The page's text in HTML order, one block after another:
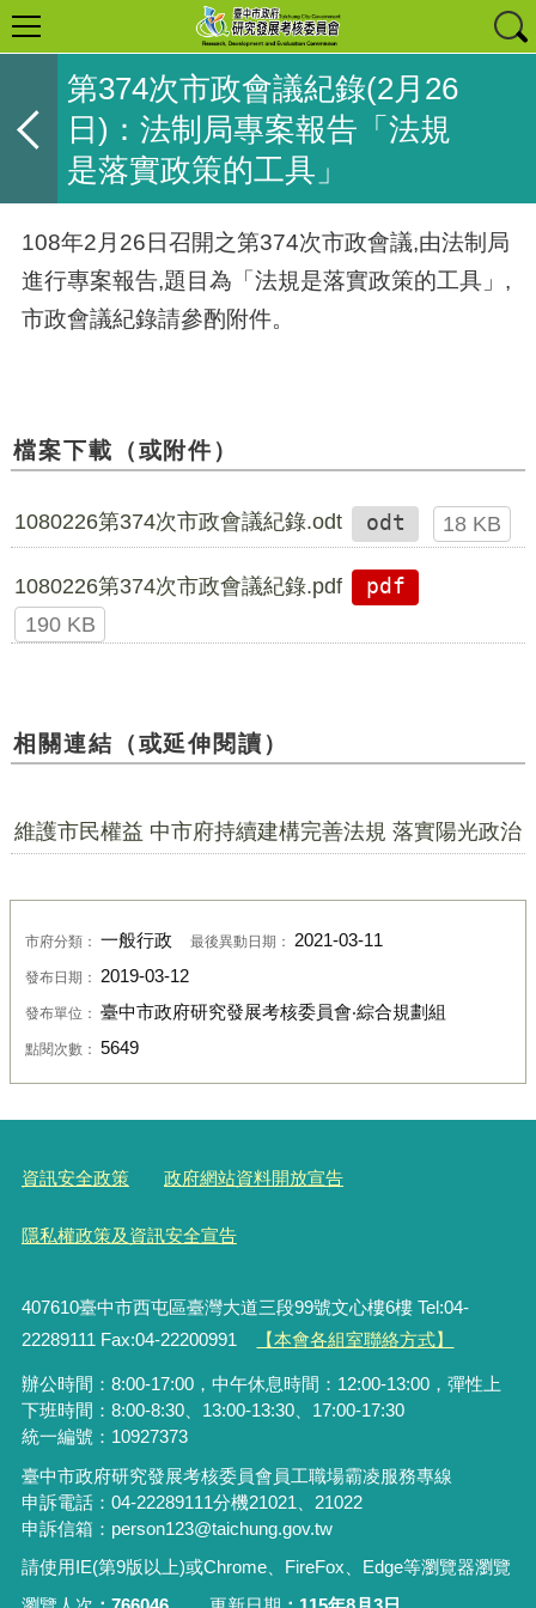
第374次市政會議紀錄(2月26
日)：法制局專案報告「法規
是落實政策的工具」
108年2月26日召開之第374次市政會議,由法制局
進行專案報告,題目為「法規是落實政策的工具」,
市政會議紀錄請參酌附件。
檔案下載（或附件）
1080226第374次市政會議紀錄.odt odt 18 KB
1080226第374次市政會議紀錄.pdf
pdf
190 KB
相關連結（或延伸閱讀）
維護市民權益 中市府持續建構完善法規 落實陽光政治
市府分類： 一般行政 最後異動日期： 2021-03-11
發布日期： 2019-03-12
發布單位： 臺中市政府研究發展考核委員會‧綜合規劃組
點閱次數： 5649
資訊安全政策 政府網站資料開放宣告
隱私權政策及資訊安全宣告
407610臺中市西屯區臺灣大道三段99號文心樓6樓 Tel:04-
22289111 Fax:04-22200991
【本會各組室聯絡方式】
辦公時間：8:00-17:00，中午休息時間：12:00-13:00，彈性上
下班時間：8:00-8:30、13:00-13:30、17:00-17:30
統一編號：10927373
臺中市政府研究發展考核委員會員工職場霸凌服務專線
申訴電話：04-22289111分機21021、21022
申訴信箱：person123@taichung.gov.tw
請使用IE(第9版以上)或Chrome、FireFox、Edge等瀏覽器瀏覽